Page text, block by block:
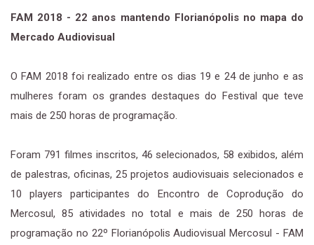
FAM 2018 - 22 anos mantendo Florianópolis no mapa do
Mercado Audiovisual
O FAM 2018 foi realizado entre os dias 19 e 24 de junho e as
mulheres foram os grandes destaques do Festival que teve
mais de 250 horas de programação.
Foram 791 filmes inscritos, 46 selecionados, 58 exibidos, além
de palestras, oficinas, 25 projetos audiovisuais selecionados e
10 players participantes do Encontro de Coprodução do
Mercosul, 85 atividades no total e mais de 250 horas de
programação no 22º Florianópolis Audiovisual Mercosul - FAM